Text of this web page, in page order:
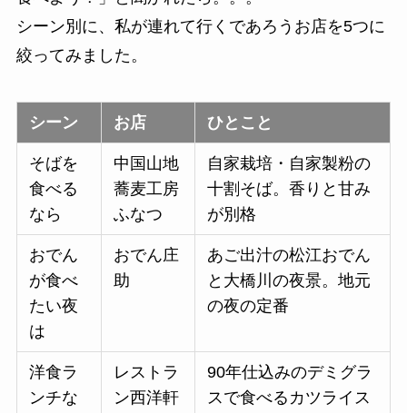
シーン別に、私が連れて行くであろうお店を5つに
絞ってみました。
シーン お店 ひとこと
そばを
食べる
なら
中国山地
蕎麦工房
ふなつ
自家栽培・自家製粉の
十割そば。香りと甘み
が別格
おでん
が食べ
たい夜
は
おでん庄
助
あご出汁の松江おでん
と大橋川の夜景。地元
の夜の定番
洋食ラ
ンチな
レストラ
ン西洋軒
90年仕込みのデミグラ
スで食べるカツライス